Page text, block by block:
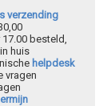
verzending
besteld,
huis
helpdesk
vragen